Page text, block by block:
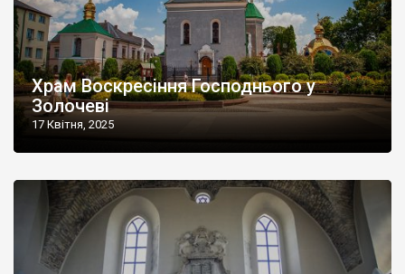
Храм Воскресіння Господнього у
Золочеві
17 Квітня, 2025